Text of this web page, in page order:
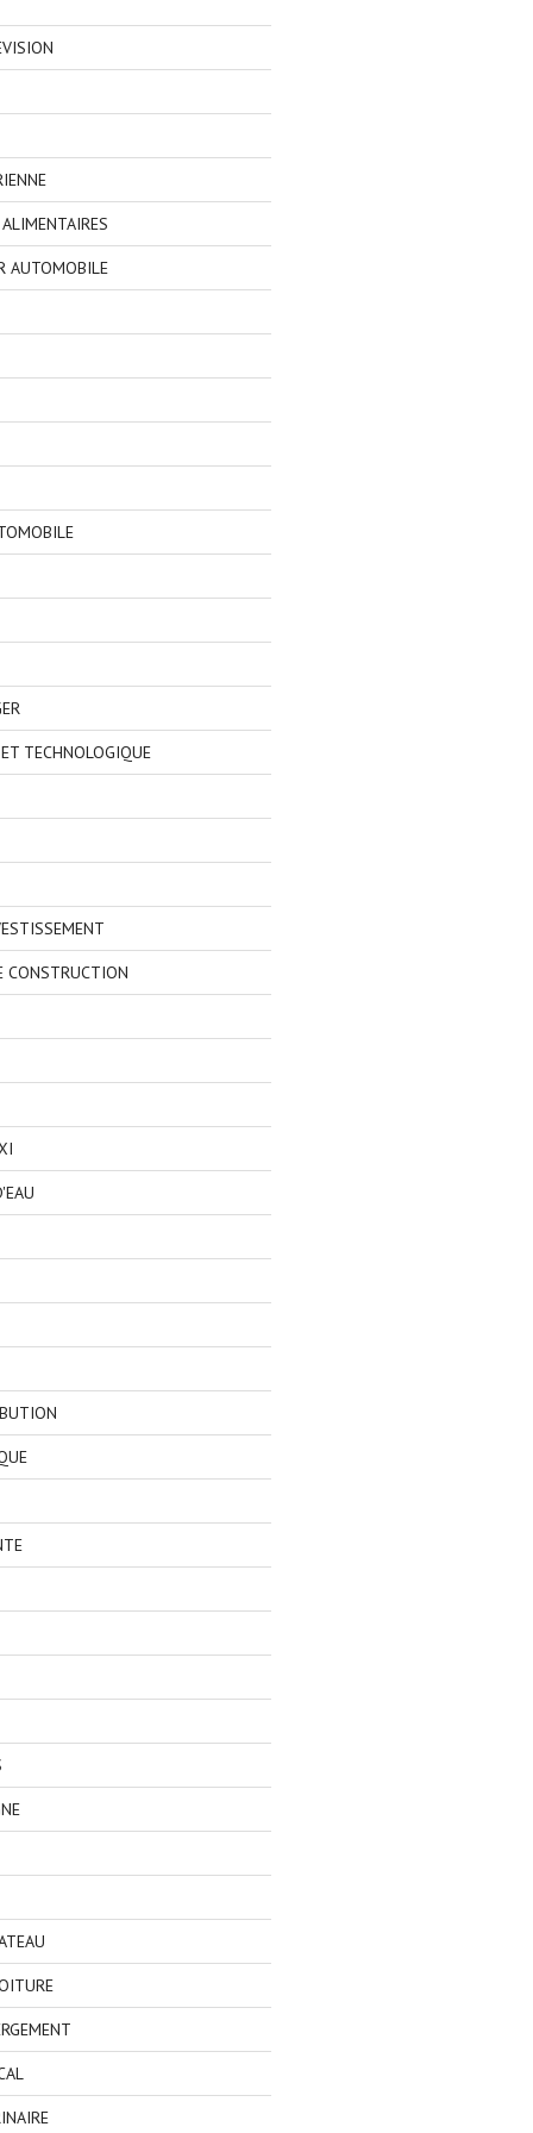
AUTOMOBILE
TECHNOLOGIQUE
CONSTRUCTION